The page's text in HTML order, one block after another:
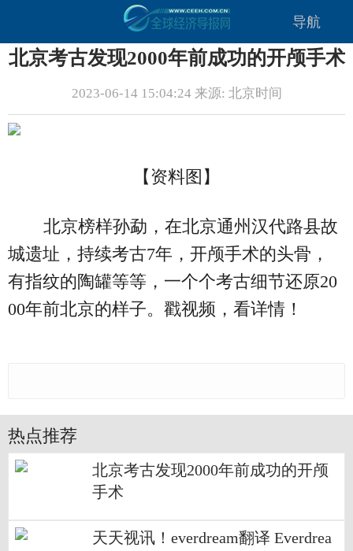
导航
北京考古发现2000年前成功的开颅手术
2023-06-14 15:04:24 来源: 北京时间
【资料图】
北京榜样孙勐，在北京通州汉代路县故
城遗址，持续考古7年，开颅手术的头骨，
有指纹的陶罐等等，一个个考古细节还原20
00年前北京的样子。戳视频，看详情！
热点推荐
北京考古发现2000年前成功的开颅
手术
天天视讯！everdream翻译 Everdrea